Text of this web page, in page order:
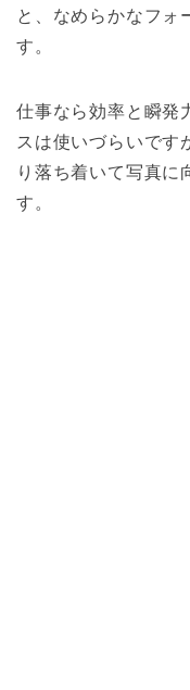
と、なめらかなフォ
す。
仕事なら効率と瞬発
スは使いづらいです
り落ち着いて写真に
す。